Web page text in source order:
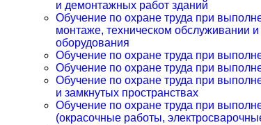
и демонтажных работ зданий
Обучение по охране труда при
монтаже, техническом обслуживании и
оборудования
Обучение по охране труда при
Обучение по охране труда при
Обучение по охране труда при
и замкнутых пространствах
Обучение по охране труда при
(окрасочные работы,